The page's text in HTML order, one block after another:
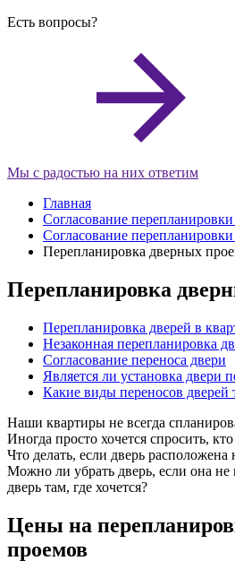
Есть вопросы?
Мы с радостью на них ответим
Главная
Согласование
Согласование
Перепланировка дверных
Перепланировка
Перепланировка дверей в
Незаконная перепланировка
Согласование переноса двери
Является ли установка двери
Какие виды переносов дверей
Наши квартиры не всегда
Иногда просто хочется спросить,
Что делать, если дверь расположена
Можно ли убрать дверь, если она не
дверь там, где хочется?
Цены на
проемов